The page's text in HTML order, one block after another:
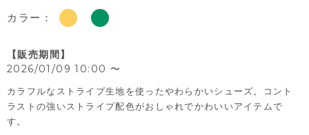
カラー：
販売期間
2026/01/09 10:00 〜
カラフルなストライプ生地を使ったやわらかいシューズ。コント
ラストの強いストライプ配色がおしゃれでかわいいアイテムで
す。